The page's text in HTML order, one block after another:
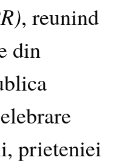
, reunind
din
prieteniei